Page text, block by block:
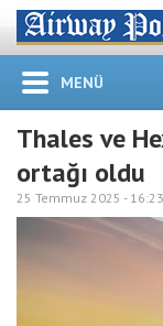
MENÜ
Thales ve
ortağı oldu
25 Temmuz 2025 - 16:23